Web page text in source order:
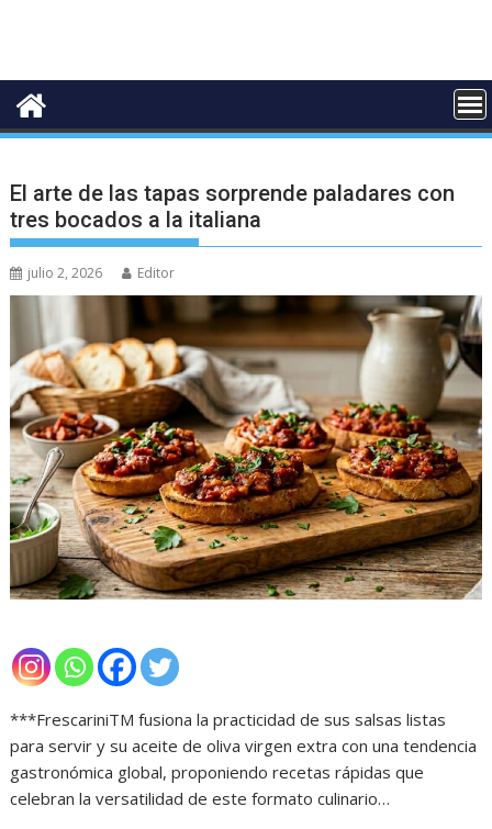
El arte de las tapas sorprende paladares con
tres bocados a la italiana
julio 2, 2026 Editor
***FrescariniTM fusiona la practicidad de sus salsas listas
para servir y su aceite de oliva virgen extra con una tendencia
gastronómica global, proponiendo recetas rápidas que
celebran la versatilidad de este formato culinario…